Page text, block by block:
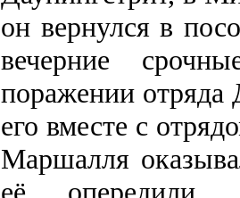
он вернулся в
вечерние
поражении отряда
его вместе с
Маршалля